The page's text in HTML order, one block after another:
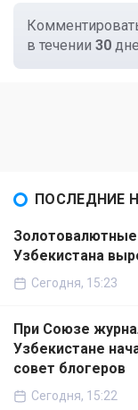
в течении 30
ПОСЛЕДНИЕ
Узбекистана
Сегодня, 15:23
При Союзе
Узбекистане
совет блогеров
Сегодня, 15:22